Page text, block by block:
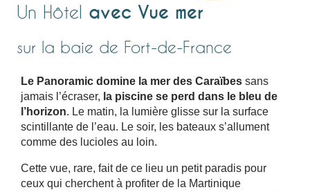
🔍 LA PISCINE
🔍 FAQ
Un Hôtel avec Vue mer
sur la baie de Fort-de-France
Le Panoramic domine la mer des Caraïbes sans
jamais l’écraser, la piscine se perd dans le bleu de
l’horizon. Le matin, la lumière glisse sur la surface
scintillante de l’eau. Le soir, les bateaux s’allument
comme des lucioles au loin.
Cette vue, rare, fait de ce lieu un petit paradis pour
ceux qui cherchent à profiter de la Martinique